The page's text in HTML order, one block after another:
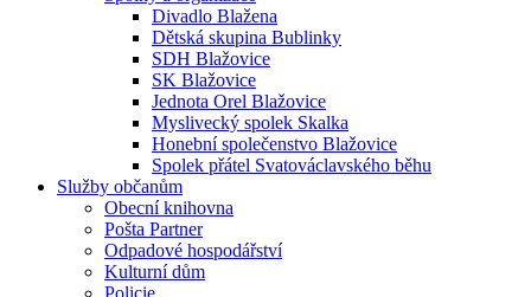
Divadlo Blažena
Dětská skupina Bublinky
SDH Blažovice
SK Blažovice
Jednota Orel Blažovice
Myslivecký spolek Skalka
Honební společenstvo Blažovice
Spolek přátel Svatováclavského běhu
Služby občanům
Obecní knihovna
Pošta Partner
Odpadové hospodářství
Kulturní dům
Policie